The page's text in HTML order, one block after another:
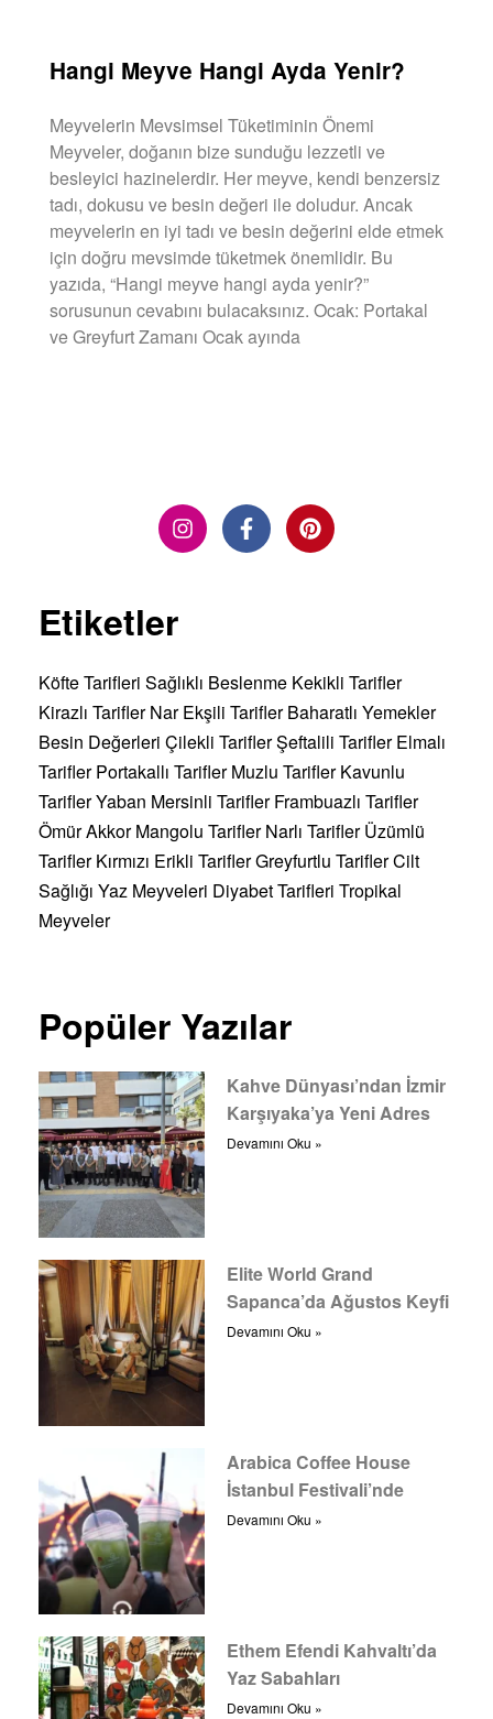
Hangi Meyve Hangi Ayda Yenir?
Meyvelerin Mevsimsel Tüketiminin Önemi
Meyveler, doğanın bize sunduğu lezzetli ve
besleyici hazinelerdir. Her meyve, kendi benzersiz
tadı, dokusu ve besin değeri ile doludur. Ancak
meyvelerin en iyi tadı ve besin değerini elde etmek
için doğru mevsimde tüketmek önemlidir. Bu
yazıda, “Hangi meyve hangi ayda yenir?”
sorusunun cevabını bulacaksınız. Ocak: Portakal
ve Greyfurt Zamanı Ocak ayında
Etiketler
Köfte Tarifleri Sağlıklı Beslenme Kekikli Tarifler
Kirazlı Tarifler Nar Ekşili Tarifler Baharatlı Yemekler
Besin Değerleri Çilekli TariflerŞeftalili Tarifler Elmalı
Tarifler Portakallı Tarifler Muzlu Tarifler Kavunlu
TariflerYaban Mersinli Tarifler Frambuazlı Tarifler
Ömür Akkor Mangolu Tarifler Narlı Tarifler Üzümlü
Tarifler Kırmızı Erikli TariflerGreyfurtlu TariflerCilt
Sağlığı Yaz Meyveleri Diyabet Tarifleri Tropikal
Meyveler
Popüler Yazılar
Kahve Dünyası’ndan İzmir
Karşıyaka’ya Yeni Adres
Devamını Oku »
Elite World Grand
Sapanca’da Ağustos Keyfi
Devamını Oku »
Arabica Coffee House
İstanbul Festivali’nde
Devamını Oku »
Ethem Efendi Kahvaltı’da
Yaz Sabahları
Devamını Oku »